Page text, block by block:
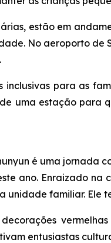
estão em
No aeroporto de
inclusivas para as
uma estação para
é uma jornada
ano. Enraizado
familiar. Ele
entusiastas